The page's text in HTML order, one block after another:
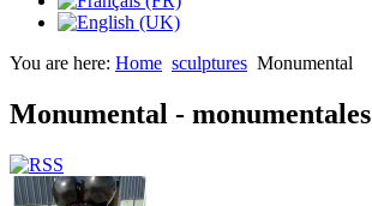
You are here: Home sculptures Monumental
Monumental - monumentales